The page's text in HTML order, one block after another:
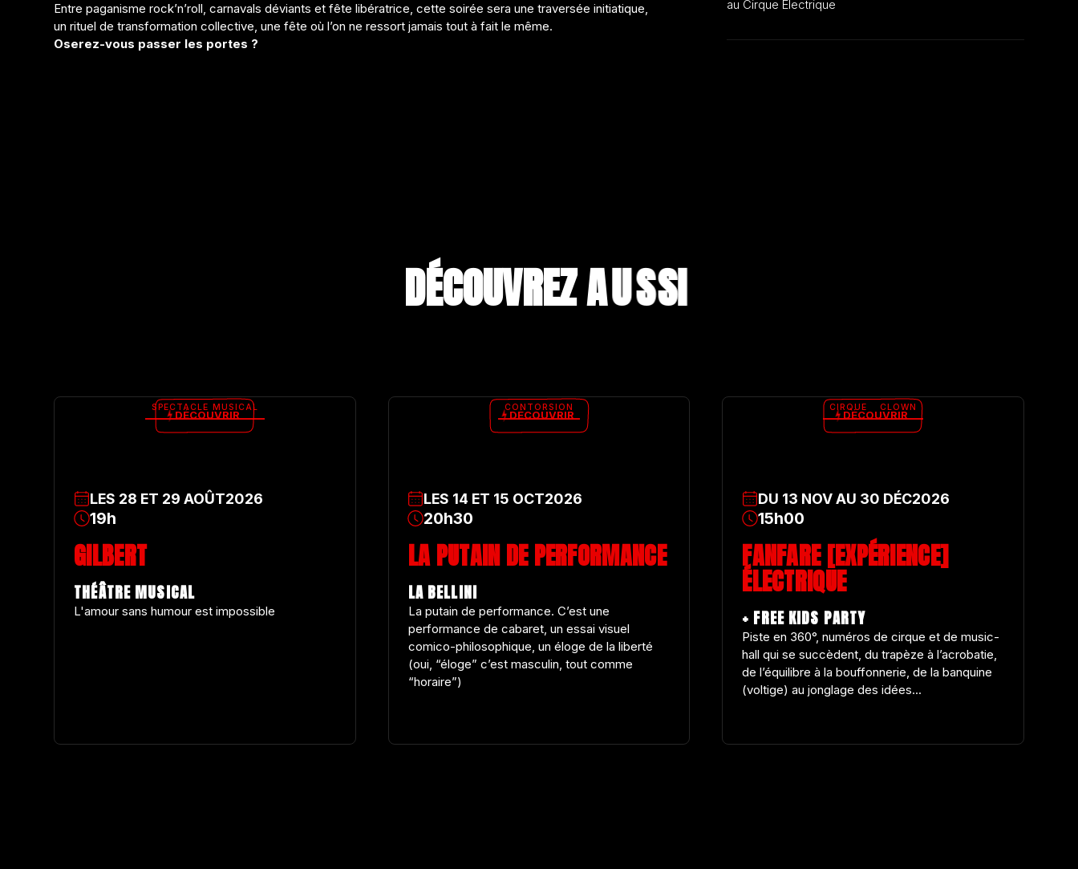
Entre paganisme rock’n’roll, carnavals déviants et fête libératrice, cette soirée sera une traversée initiatique,
un rituel de transformation collective, une fête où l’on ne ressort jamais tout à fait le même.
Oserez-vous passer les portes ?
DÉCOUVREZ AUSSI
LES 28 ET 29 AOÛT2026
19h
GILBERT
THÉÂTRE MUSICAL
L'amour sans humour est impossible
DÉCOUVRIR
SPECTACLE MUSICAL
LES 14 ET 15 OCT2026
20h30
LA PUTAIN DE PERFORMANCE
LA BELLINI
La putain de performance. C’est une
performance de cabaret, un essai visuel
comico-philosophique, un éloge de la liberté
(oui, “éloge” c’est masculin, tout comme
“horaire”)
DÉCOUVRIR
CONTORSION
DU 13 NOVAU 30 DÉC2026
15h00
FANFARE [EXPÉRIENCE]
ÉLECTRIQUE
+ FREE KIDS PARTY
Piste en 360°, numéros de cirque et de music-
hall qui se succèdent, du trapèze à l’acrobatie,
de l’équilibre à la bouffonnerie, de la banquine
(voltige) au jonglage des idées...
DÉCOUVRIR
CIRQUE CLOWN